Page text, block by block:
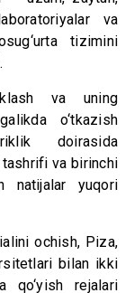
va
tizimini
va uning
o‘tkazish
doirasida
va birinchi
natijalar yuqori
ochish, Piza,
bilan ikki
qo‘yish rejalari